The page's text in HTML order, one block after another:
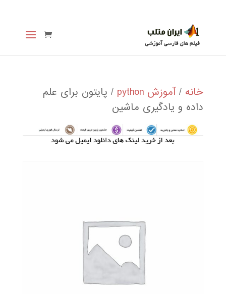
خانه /آموزش python
/ پایتون برای علم
داده و یادگیری ماشین